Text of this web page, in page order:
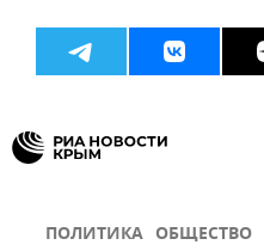
ПОЛИТИКА ОБЩЕСТВО